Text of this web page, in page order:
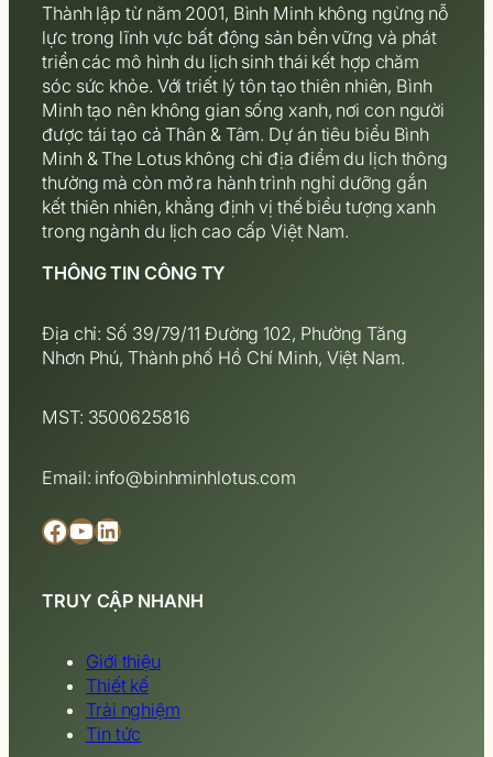
Thành lập từ năm 2001, Bình Minh không ngừng nỗ
lực trong lĩnh vực bất động sản bền vững và phát
triển các mô hình du lịch sinh thái kết hợp chăm
sóc sức khỏe. Với triết lý tôn tạo thiên nhiên, Bình
Minh tạo nên không gian sống xanh, nơi con người
được tái tạo cả Thân & Tâm. Dự án tiêu biểu Bình
Minh & The Lotus không chỉ địa điểm du lịch thông
thường mà còn mở ra hành trình nghỉ dưỡng gắn
kết thiên nhiên, khẳng định vị thế biểu tượng xanh
trong ngành du lịch cao cấp Việt Nam.
THÔNG TIN CÔNG TY
Địa chỉ: Số 39/79/11 Đường 102, Phường Tăng
Nhơn Phú, Thành phố Hồ Chí Minh, Việt Nam.
MST: 3500625816
Email: info@binhminhlotus.com
Facebook YouTube LinkedIn
TRUY CẬP NHANH
Giới thiệu
Thiết kế
Trải nghiệm
Tin tức